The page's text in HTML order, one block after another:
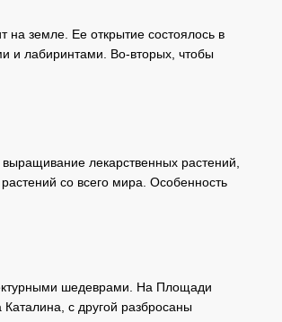
на земле. Ее открытие состоялось в
и лабиринтами. Во-вторых, чтобы
лекарственных растений,
со всего мира. Особенность
шедеврами. На Площади
с другой разбросаны